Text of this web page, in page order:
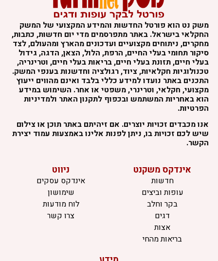
משק נט הוא פורטל החדשות והמידע המקצועי של המשק
החקלאי בישראל. באתר מתפרסמים מדי יום חדשות, כתבות,
מחקרים, ניתוחים מקצועיים ועדכונים מהארץ ומהעולם, לצד
סיקור תחומי בעלי החיים, הרפת, הלול, הצאן, הדגה, גידול
בעלי חיים, תזונת בעלי חיים, בריאות בעלי חיים, וטרינריה,
טכנולוגיות חקלאיות, ציוד, רגולציה וחדשנות בענפי המשק.
התכנים באתר נועדו למידע כללי בלבד ואינם מהווים ייעוץ
מקצועי, חקלאי, וטרינרי, משפטי או אחר. השימוש במידע
הוא באחריות המשתמש ובכפוף לתקנון האתר ולמדיניות
הפרטיות.
אנו מכבדים זכויות יוצרים. אם זיהיתם באתר תוכן או צילום
שיש לכם זכויות בו, ניתן לפנות אלינו באמצעות עמוד יצירת
הקשר.
אינדקס משקנט
חדשות
עופות וביצים
בקר וחלב
דגים
אצות
בריאות מהחי
ניווט
אינדקס עסקים
שימושון
לוח מודעות
צרו קשר